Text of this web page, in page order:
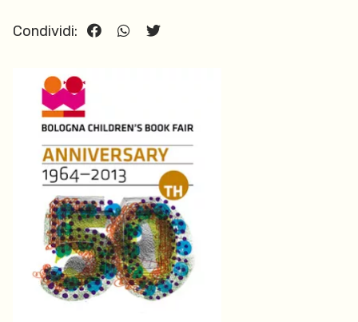
Condividi: